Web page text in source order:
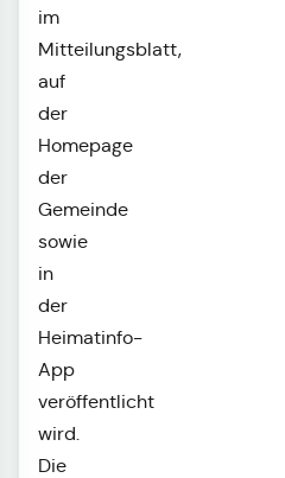
im
Mitteilungsblatt,
auf
der
Homepage
der
Gemeinde
sowie
in
der
Heimatinfo-
App
veröffentlicht
wird.
Die